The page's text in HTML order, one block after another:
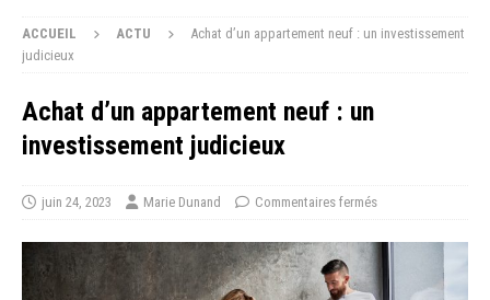
ACCUEIL ACTU
Achat d’un appartement neuf : un investissement
judicieux
Achat d’un appartement neuf : un
investissement judicieux
juin 24, 2023 Marie Dunand Commentaires fermés